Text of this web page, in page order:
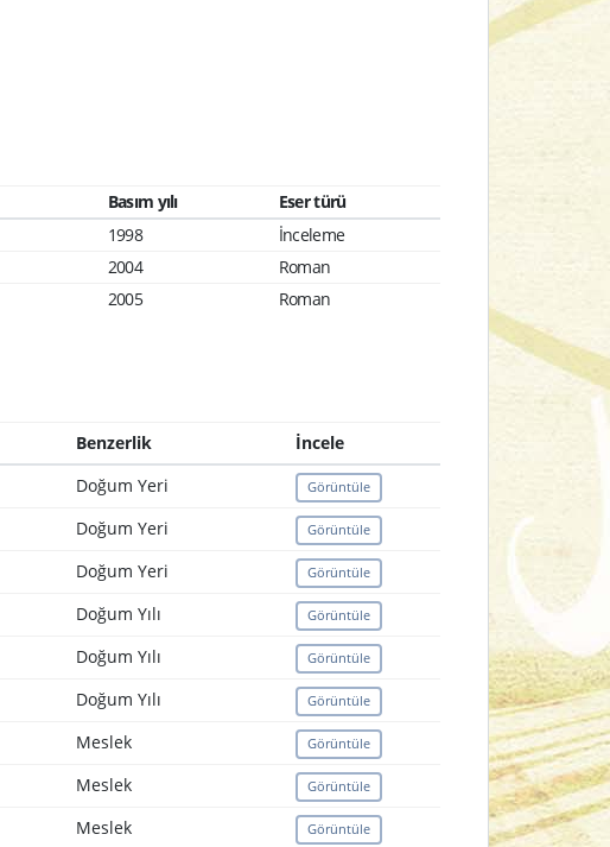
Basım yılı
Eser türü
1998
İnceleme
2004
Roman
2005 Roman
Benzerlik
İncele
Doğum Yeri Görüntüle
Doğum Yeri Görüntüle
Doğum Yeri Görüntüle
Doğum Yılı Görüntüle
Doğum Yılı Görüntüle
Doğum Yılı Görüntüle
Meslek Görüntüle
Meslek Görüntüle
Meslek Görüntüle